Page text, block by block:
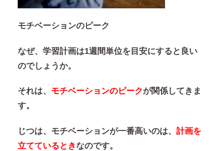
モチベーションのピーク
なぜ、学習計画は1週間単位を目安にすると良い
のでしょうか。
それは、 モチベーションのピークが関係してきま
す。
じつは、モチベーションが一番高いのは、 計画を
立てているときなのです。